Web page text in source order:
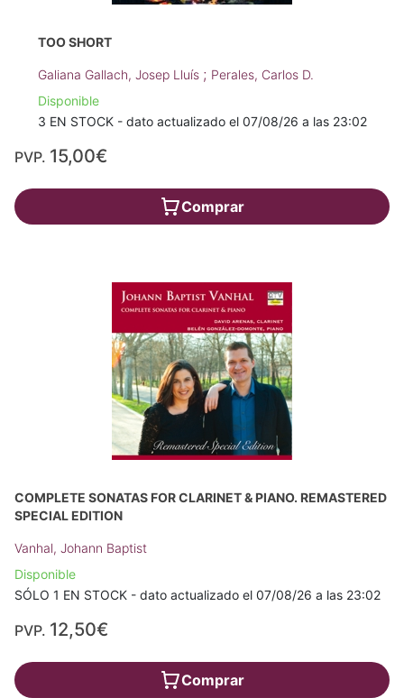
TOO SHORT
Galiana Gallach, Josep Lluís ; Perales, Carlos D.
Disponible
3 EN STOCK - dato actualizado el 07/08/26 a las 23:02
PVP. 15,00€
Comprar
COMPLETE SONATAS FOR CLARINET & PIANO. REMASTERED
SPECIAL EDITION
Vanhal, Johann Baptist
Disponible
SÓLO 1 EN STOCK - dato actualizado el 07/08/26 a las 23:02
PVP. 12,50€
Comprar